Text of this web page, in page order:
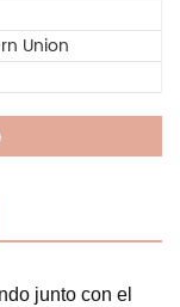
Union
junto con el